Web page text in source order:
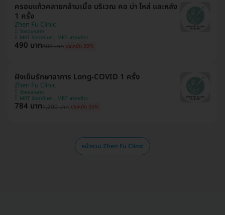
ครอบแก้วคลายกล้ามเนื้อ บริเวณ คอ บ่า ไหล่ และหลัง
1 ครั้ง
Zhen Fu Clinic
วังทองหลาง
MRT รัชดาภิเษก , MRT ลาดพร้าว
490 บาท800 บาท ประหยัด 39%
ฝังเข็มรักษาอาการ Long-COVID 1 ครั้ง
Zhen Fu Clinic
วังทองหลาง
MRT รัชดาภิเษก , MRT ลาดพร้าว
784 บาท1,200 บาท ประหยัด 35%
หน้ารวม Zhen Fu Clinic